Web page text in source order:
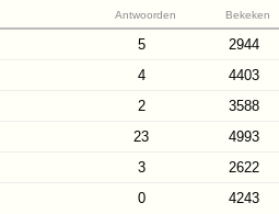
Antwoorden Bekeken
5 2944
4 4403
2 3588
23 4993
3 2622
0 4243